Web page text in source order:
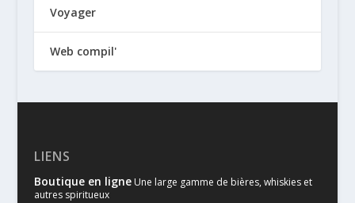
Voyager
Web compil'
LIENS
Boutique en ligneUne large gamme de bières, whiskies et
autres spiritueux